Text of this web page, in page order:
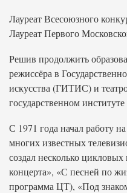
Лауреат Всесоюзного
Лауреат Первого
Решив продолжить
режиссёра в
искусства (ГИТИС) и
государственном
С 1971 года начал работу
многих известных
создал несколько
концерта», «С песней по
программа ЦТ), «Под